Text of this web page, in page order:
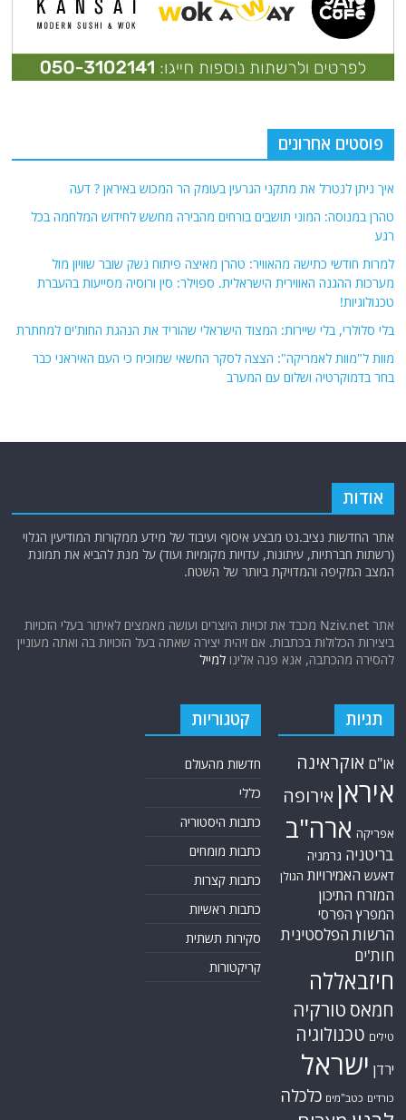
פוסטים אחרונים
איך ניתן לנטרל את מתקני הגרעין בעומק הר המכוש באיראן ? דעה
טהרן במנוסה: המוני תושבים בורחים מהבירה מחשש לחידוש המלחמה בכל
רגע
למרות חודשי כתישה מהאוויר: טהרן מאיצה פיתוח נשק שובר שוויון מול
מערכות ההגנה האווירית הישראלית. ספוילר: סין ורוסיה מסייעות בהעברת
טכנולוגיות!
בלי סלולרי, בלי שיירות: המצוד הישראלי שהוריד את הנהגת החות'ים למחתרת
מוות ל"מוות לאמריקה": הצצה לסקר החשאי שמוכיח כי העם האיראני כבר
בחר בדמוקרטיה ושלום עם המערב
אודות
אתר החדשות נציב.נט מבצע איסוף ועיבוד של מידע ממקורות המודיעין הגלוי
(רשתות חברתיות, עיתונות, עדויות מקומיות ועוד) על מנת להביא את תמונת
המצב המקיפה והמדויקת ביותר של השטח.
אתר Nziv.net מכבד את זכויות היוצרים ועושה מאמצים לאיתור בעלי הזכויות
ביצירות הכלולות בכתבות. אם זיהית יצירה שאתה בעל הזכויות בה ואתה מעוניין
להסירה מהכתבה, אנא פנה אלינולמייל
תגיות
או"ם אוקראינה
איראן אירופה
אפריקה ארה"ב
בריטניה גרמניה
דאעש האמירויות הגולן
המזרח התיכון
המפרץ הפרסי
הרשות הפלסטינית
חות'ים
חיזבאללה
חמאס טורקיה
טילים טכנולוגיה
ירדן ישראל
כורדים כטב"מים כלכלה
קטגוריות
חדשות מהעולם
כללי
כתבות היסטוריה
כתבות מומחים
כתבות קצרות
כתבות ראשיות
סקירות תשתית
קריקטורות